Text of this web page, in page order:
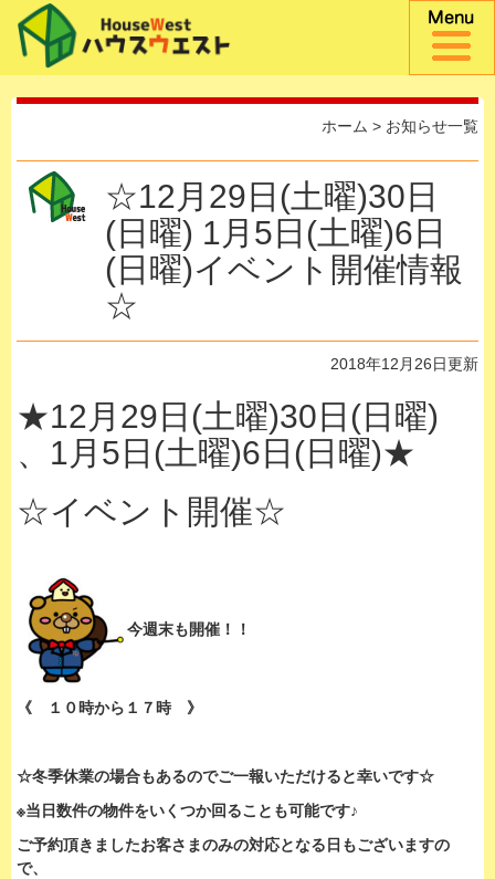
ホーム > お知らせ一覧
☆12月29日(土曜)30日
(日曜) 1月5日(土曜)6日
(日曜)イベント開催情報
☆
2018年12月26日更新
★12月29日(土曜)30日(日曜)
、1月5日(土曜)6日(日曜)★
☆イベント開催☆
今週末も開催！！
《 １０時から１７時 》
☆冬季休業の場合もあるのでご一報いただけると幸いです☆
※当日数件の物件をいくつか回ることも可能です♪
ご予約頂きましたお客さまのみの対応となる日もございますの
で、